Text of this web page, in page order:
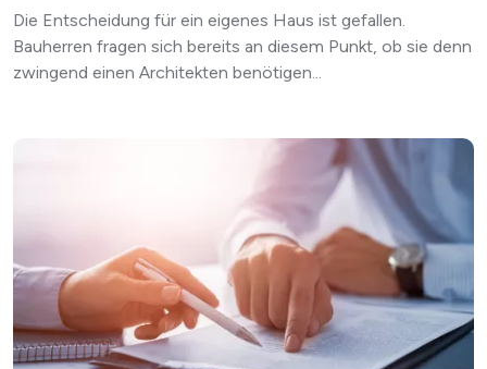
Die Entscheidung für ein eigenes Haus ist gefallen.
Bauherren fragen sich bereits an diesem Punkt, ob sie denn
zwingend einen Architekten benötigen...